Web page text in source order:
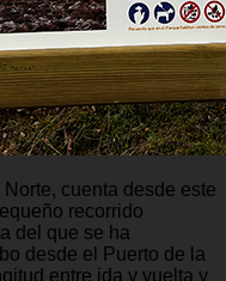
cuenta desde este
recorrido
del que se ha
desde el Puerto de la
entre ida y vuelta y